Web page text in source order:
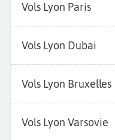
Vols Lyon Paris
Vols Lyon Dubai
Vols Lyon Bruxelles
Vols Lyon Varsovie